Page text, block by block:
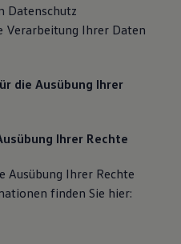
Datenschutz
Verarbeitung Ihrer Daten
die Ausübung Ihrer
Ihrer Rechte
Ausübung Ihrer Rechte
finden Sie hier: